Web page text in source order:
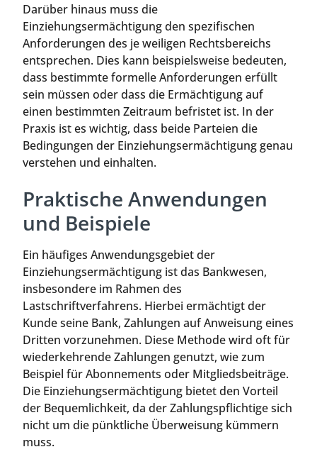
Darüber hinaus muss die
Einziehungsermächtigung den spezifischen
Anforderungen des je weiligen Rechtsbereichs
entsprechen. Dies kann beispielsweise bedeuten,
dass bestimmte formelle Anforderungen erfüllt
sein müssen oder dass die Ermächtigung auf
einen bestimmten Zeitraum befristet ist. In der
Praxis ist es wichtig, dass beide Parteien die
Bedingungen der Einziehungsermächtigung genau
verstehen und einhalten.
Praktische Anwendungen
und Beispiele
Ein häufiges Anwendungsgebiet der
Einziehungsermächtigung ist das Bankwesen,
insbesondere im Rahmen des
Lastschriftverfahrens. Hierbei ermächtigt der
Kunde seine Bank, Zahlungen auf Anweisung eines
Dritten vorzunehmen. Diese Methode wird oft für
wiederkehrende Zahlungen genutzt, wie zum
Beispiel für Abonnements oder Mitgliedsbeiträge.
Die Einziehungsermächtigung bietet den Vorteil
der Bequemlichkeit, da der Zahlungspflichtige sich
nicht um die pünktliche Überweisung kümmern
muss.